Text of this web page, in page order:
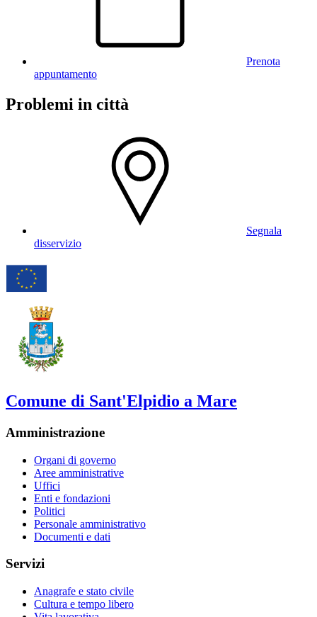
Prenota
appuntamento
Problemi in città
Segnala
disservizio
Comune di Sant'Elpidio a Mare
Amministrazione
Organi di governo
Aree amministrative
Uffici
Enti e fondazioni
Politici
Personale amministrativo
Documenti e dati
Servizi
Anagrafe e stato civile
Cultura e tempo libero